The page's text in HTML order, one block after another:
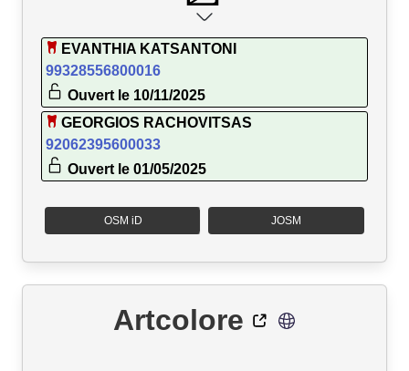
EVANTHIA KATSANTONI
99328556800016
Ouvert le 10/11/2025
GEORGIOS RACHOVITSAS
92062395600033
Ouvert le 01/05/2025
OSM iD JOSM
Artcolore